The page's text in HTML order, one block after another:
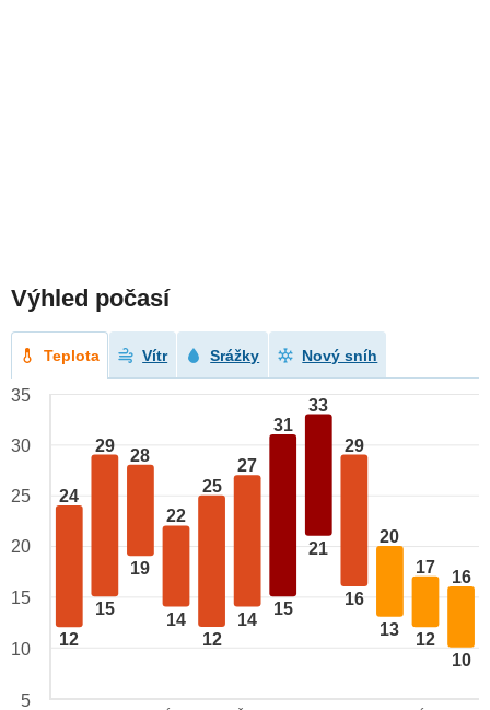
Výhled počasí
Teplota Vítr Srážky Nový sníh
24
12
29
15
28
19
22
14
25
12
27
14
31
15
33
21
29
16
20
13
17
12
16
10
35
30
25
20
15
10
5